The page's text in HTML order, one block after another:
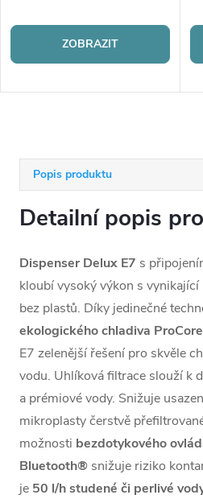
Popis produktu
Detailní popis
Dispenser Delux E7 s
kloubí vysoký výkon s
bez plastů. Díky jedinečné
ekologického chladiva
E7 zelenější řešení pro skvěle
vodu. Uhlíková filtrace slouží k
a prémiové vody. Snižuje
mikroplasty čerstvě
možnosti bezdotykového
Bluetooth® snižuje riziko
je 50 l/h studené či perlivé
ZOBRAZIT